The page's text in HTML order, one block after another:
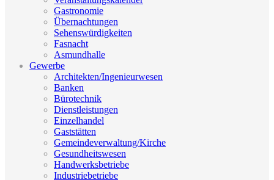
Gastronomie
Übernachtungen
Sehenswürdigkeiten
Fasnacht
Asmundhalle
Gewerbe
Architekten/Ingenieurwesen
Banken
Bürotechnik
Dienstleistungen
Einzelhandel
Gaststätten
Gemeindeverwaltung/Kirche
Gesundheitswesen
Handwerksbetriebe
Industriebetriebe